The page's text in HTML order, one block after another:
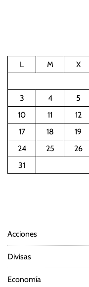
L
M X
3
4 5
10
11 12
17
18 19
24
25 26
31
Acciones
Divisas
Economía